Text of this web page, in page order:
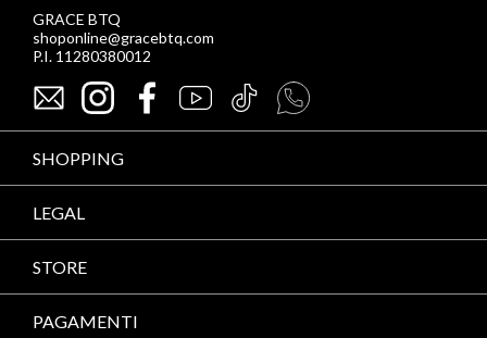
GRACE BTQ
shoponline@gracebtq.com
P.I. 11280380012
SHOPPING
LEGAL
STORE
PAGAMENTI